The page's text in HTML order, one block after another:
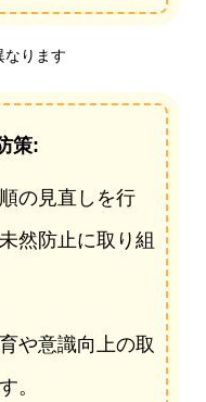
ります
策:
の見直しを行
然防止に取り組
や意識向上の取
。